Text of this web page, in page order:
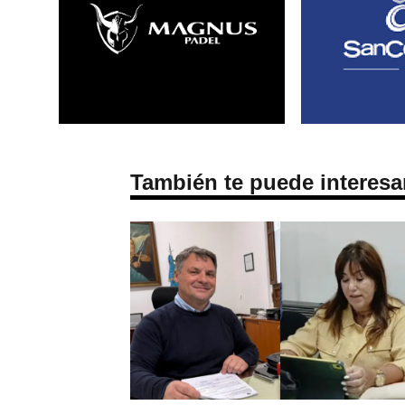
También te puede